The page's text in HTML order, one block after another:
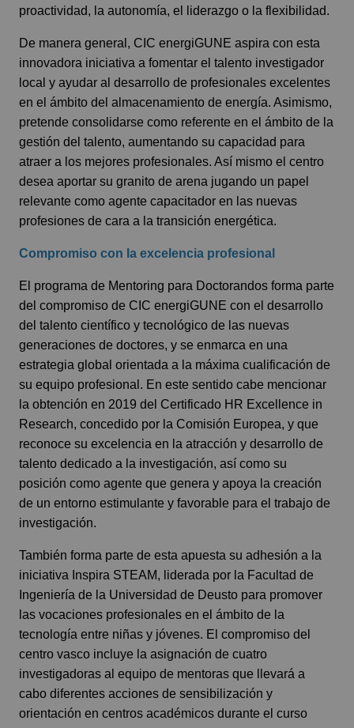
proactividad, la autonomía, el liderazgo o la flexibilidad.
De manera general, CIC energiGUNE aspira con esta
innovadora iniciativa a fomentar el talento investigador
local y ayudar al desarrollo de profesionales excelentes
en el ámbito del almacenamiento de energía. Asimismo,
pretende consolidarse como referente en el ámbito de la
gestión del talento, aumentando su capacidad para
atraer a los mejores profesionales. Así mismo el centro
desea aportar su granito de arena jugando un papel
relevante como agente capacitador en las nuevas
profesiones de cara a la transición energética.
Compromiso con la excelencia profesional
El programa de Mentoring para Doctorandos forma parte
del compromiso de CIC energiGUNE con el desarrollo
del talento científico y tecnológico de las nuevas
generaciones de doctores, y se enmarca en una
estrategia global orientada a la máxima cualificación de
su equipo profesional. En este sentido cabe mencionar
la obtención en 2019 del Certificado HR Excellence in
Research, concedido por la Comisión Europea, y que
reconoce su excelencia en la atracción y desarrollo de
talento dedicado a la investigación, así como su
posición como agente que genera y apoya la creación
de un entorno estimulante y favorable para el trabajo de
investigación.
También forma parte de esta apuesta su adhesión a la
iniciativa Inspira STEAM, liderada por la Facultad de
Ingeniería de la Universidad de Deusto para promover
las vocaciones profesionales en el ámbito de la
tecnología entre niñas y jóvenes. El compromiso del
centro vasco incluye la asignación de cuatro
investigadoras al equipo de mentoras que llevará a
cabo diferentes acciones de sensibilización y
orientación en centros académicos durante el curso